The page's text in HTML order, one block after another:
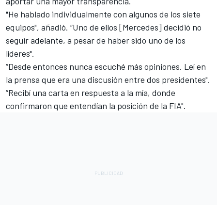
"He hablado individualmente con algunos de los siete
equipos", añadió. “Uno de ellos [Mercedes] decidió no
seguir adelante, a pesar de haber sido uno de los
líderes".
“Desde entonces nunca escuché más opiniones. Leí en
la prensa que era una discusión entre dos presidentes".
“Recibí una carta en respuesta a la mía, donde
confirmaron que entendían la posición de la FIA".